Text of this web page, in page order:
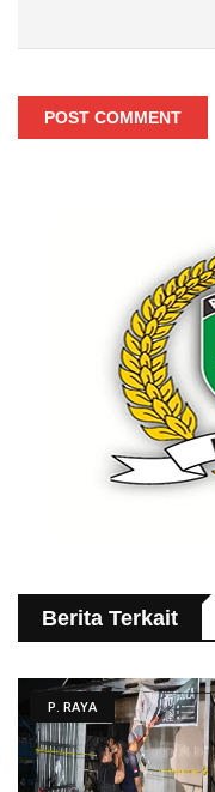
POST COMMENT
Berita Terkait
P. RAYA